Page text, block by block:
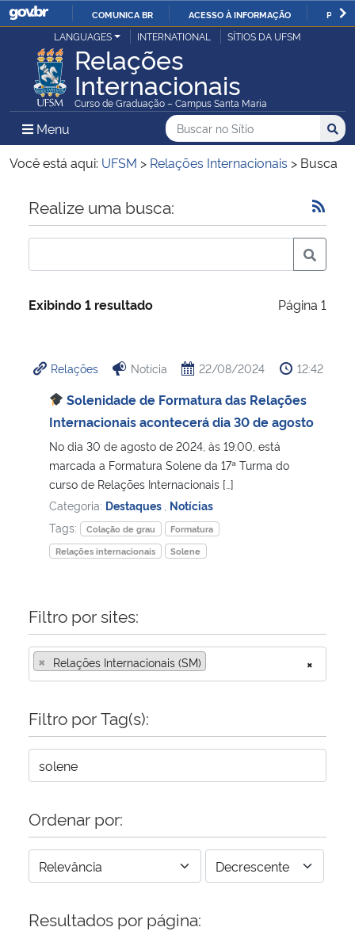
IR
PARA
O
CONTEÚDO
COMUNICA BR ACESSO À INFORMAÇÃO
Ministério da Justiça e Segurança Pública
Ministério da Defesa
Ministério das Relações Exteriores
Ministério da Economia
Ministério da Infraestrutura
Ministério da Cidadania
Ministério da Saúde
Ministério de Minas e Energia
Ministério da Ciência, Tecnologia, Inovações e Comunicações
Ministério do Meio Ambiente
Ministério do Desenvolvimento Regional
Controladoria-Geral da União
Secretaria-Geral
Gabinete de Segurança Institucional
Advocacia-Geral da União
Banco Central do Brasil
LANGUAGES INTERNATIONAL SÍTIOS DA UFSM
Relações
Internacionais
Curso de Graduação – Campus Santa Maria
Menu Menu Principal do Sítio
Busca
Buscar no no Sítio
Busca:
Você está aqui: UFSM > Relações Internacionais > Busca
Início do conteúdo
Realize uma busca:
Exibindo 1 resultado Página 1
Relações Notícia 22/08/2024 12:42
Solenidade de Formatura das Relações
Internacionais acontecerá dia 30 de agosto
No dia 30 de agosto de 2024, às 19:00, está
marcada a Formatura Solene da 17ª Turma do
curso de Relações Internacionais […]
Categoria: Destaques Notícias
Tags:
Colação de grau
Formatura
Relações internacionais
Solene
Filtro por sites:
×
× Relações Internacionais (SM)
Filtro por Tag(s):
Ordenar por:
Resultados por página: